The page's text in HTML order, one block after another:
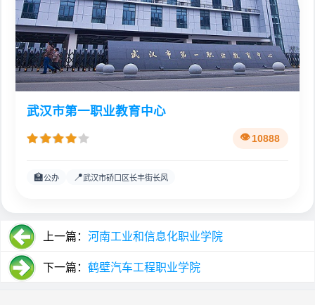
武汉市第一职业教育中心
10888
🏫公办 📍武汉市硚口区长丰街长风
上一篇： 河南工业和信息化职业学院
下一篇： 鹤壁汽车工程职业学院